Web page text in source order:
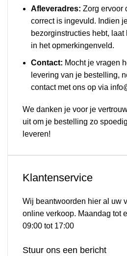
Afleveradres: Zorg ervoor
correct is ingevuld. Indien
bezorginstructies hebt, laat
in het opmerkingenveld.
Contact: Mocht je vragen
levering van je bestelling,
contact met ons op via
We danken je voor je
uit om je bestelling zo
leveren!
Klantenservice
Wij beantwoorden hier al uw
online verkoop. Maandag tot
09:00 tot 17:00
Stuur ons een bericht